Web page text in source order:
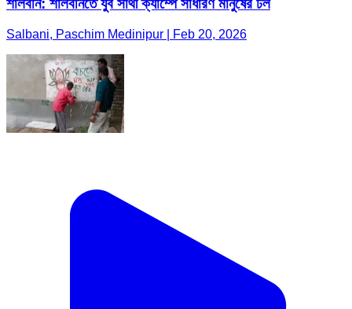
শালবনি: শালবনিতে যুব সাথী ক্যাম্পে সাধারণ মানুষের ঢল
Salbani, Paschim Medinipur | Feb 20, 2026